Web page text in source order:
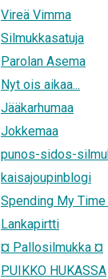
Vireä Vimma
Silmukkasatuja
Parolan Asema
Nyt ois aikaa...
Jääkarhumaa
Jokkemaa
punos-sidos-
kaisajoupinblogi
Spending My
Lankapirtti
¤ Pallosilmukka ¤
PUIKKO HUKASSA